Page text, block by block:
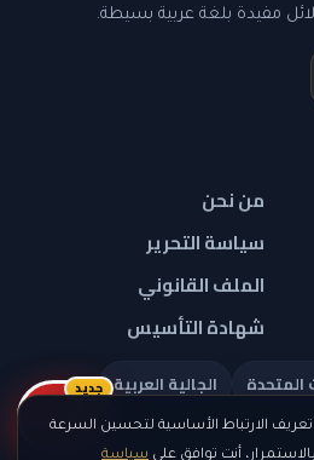
الارتباط الأساسية لتحسين السرعة
أنت توافق على سياسة
مفيدة بلغة عربية بسيطة.
من نحن
سياسة التحرير
الملف القانوني
شهادة التأسيس
المتحدة
الجالية العربية
ريلز
جديد